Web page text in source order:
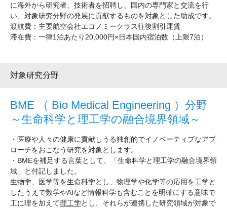
に海外から研究者、技術者を招聘し、国内の専門家と交流を行
い、対象研究分野の発展に貢献するものを対象とした助成です。
渡航費：主要航空会社エコノミークラス往復割引運賃
滞在費：一律1泊あたり20,000円×日本国内宿泊数（上限7泊）
対象研究分野
BME （ Bio Medical Engineering ）分野
～生命科学と理工学の融合境界領域～
・医療や人々の健康に貢献しうる独創的でイノベーティブなアプ
ローチをおこなう研究を対象とします。
・BMEを補足する言葉として、「生命科学と理工学の融合境界領
域」と付記しました。
生物学、医学等を生命科学とし、物理学や化学等の応用を工学と
したうえで数学やAIなど情報科学も含むことを明確にする意味で
工に理を加えて理工学とし、それらが連携した研究領域が対象で